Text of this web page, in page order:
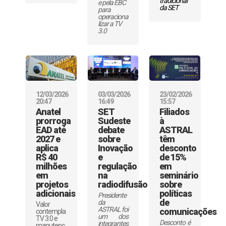
e pela EBC
para
operaciona
lizar a TV
3.0
da SET
12/03/2026
20:47
Anatel
prorroga
EAD até
2027 e
aplica
R$ 40
milhões
em
projetos
adicionais
Valor
contempla
TV 3.0 e
03/03/2026
16:49
SET
Sudeste
debate
sobre
Inovação
e
regulação
na
radiodifusão
Presidente
da
ASTRAL foi
um dos
integrantes
23/02/2026
15:57
Filiados
à
ASTRAL
têm
desconto
de 15%
em
seminário
sobre
políticas
de
comunicações
Desconto é